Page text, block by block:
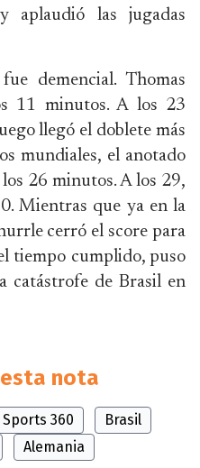
aplaudió las jugadas
demencial. Thomas
11 minutos. A los 23
llegó el doblete más
mundiales, el anotado
26 minutos. A los 29,
Mientras que ya en la
cerró el score para
tiempo cumplido, puso
catástrofe de Brasil en
nota
Sports 360
Brasil
Alemania